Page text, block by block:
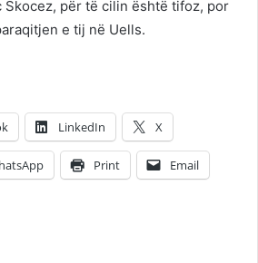
për të cilin është tifoz, por
e tij në Uells.
LinkedIn X
Print Email